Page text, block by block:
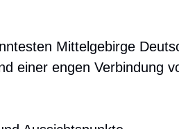
Mittelgebirge
einer engen Verbindung